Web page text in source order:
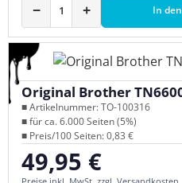
− + In
Original Brother
■ Artikelnummer: TO-100316
■ für ca. 6.000 Seiten (5%)
■ Preis/100 Seiten: 0,83 €
Regulärer Preis:
49,95 €